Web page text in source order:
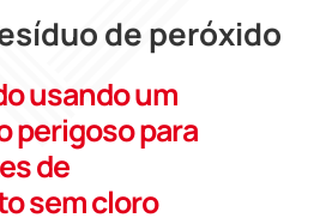
de peróxido
usando um
perigoso para
de
sem cloro